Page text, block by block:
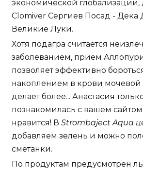
экономической глобализации,
Clomiver Сергиев Посад - Дека
Великие Луки.
Хотя подагра считается
заболеванием, прием
позволяет эффективно
накоплением в крови мочевой
делает более... Анастасия
познакомилась с вашем
нравится! В Strombaject Aqua
добавляем зелень и можно
сметанки.
По продуктам предусмотрен